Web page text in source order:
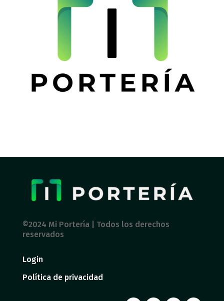
©2024 Mi Portería | Todos los derechos
reservados
Login
Política de privacidad